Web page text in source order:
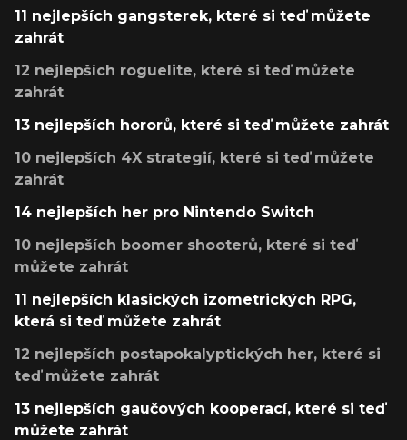
11 nejlepších gangsterek, které si teď můžete
zahrát
12 nejlepších roguelite, které si teď můžete
zahrát
13 nejlepších hororů, které si teď můžete zahrát
10 nejlepších 4X strategií, které si teď můžete
zahrát
14 nejlepších her pro Nintendo Switch
10 nejlepších boomer shooterů, které si teď
můžete zahrát
11 nejlepších klasických izometrických RPG,
která si teď můžete zahrát
12 nejlepších postapokalyptických her, které si
teď můžete zahrát
13 nejlepších gaučových kooperací, které si teď
můžete zahrát